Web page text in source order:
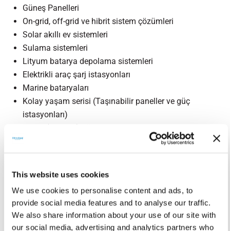
This website uses cookies
We use cookies to personalise content and ads, to
provide social media features and to analyse our traffic.
We also share information about your use of our site with
our social media, advertising and analytics partners who
Güneş Panelleri
On-grid, off-grid ve hibrit sistem çözümleri
Solar akıllı ev sistemleri
Sulama sistemleri
Lityum batarya depolama sistemleri
Elektrikli araç şarj istasyonları
Marine bataryaları
Kolay yaşam serisi (Taşınabilir paneller ve güç
istasyonları)
Esnek (Flexible) güneş panelleri
Solar Altyapı ve carport sistemleri
Isı pompası sistemleri
Satış ve montaj süreçlerinde, satış sonrası teknik destek
hizmetlerimiz ile müşterilerimizin yanındayız. CW